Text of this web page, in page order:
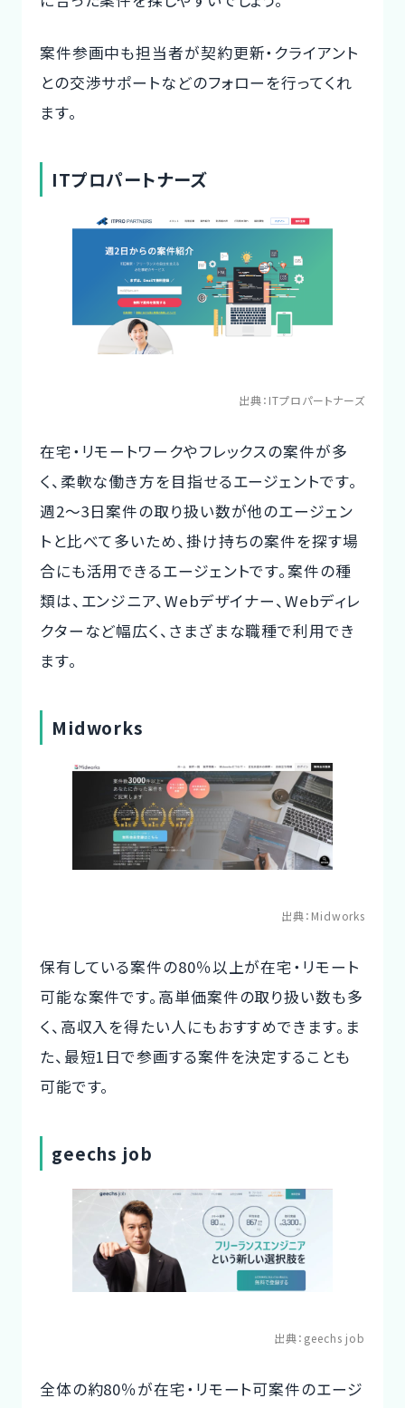
案件参画中も担当者が契約更新・クライアント
との交渉サポートなどのフォローを行ってくれ
ます。
ITプロパートナーズ
出典： ITプロパートナーズ
在宅・リモートワークやフレックスの案件が多
く、柔軟な働き方を目指せるエージェントです。
週2〜3日案件の取り扱い数が他のエージェン
トと比べて多いため、掛け持ちの案件を探す場
合にも活用できるエージェントです。案件の種
類は、エンジニア、Webデザイナー、Webディレ
クターなど幅広く、さまざまな職種で利用でき
ます。
Midworks
出典： Midworks
保有している案件の80％以上が在宅・リモート
可能な案件です。高単価案件の取り扱い数も多
く、高収入を得たい人にもおすすめできます。ま
た、最短1日で参画する案件を決定することも
可能です。
geechs job
出典： geechs job
全体の約80％が在宅・リモート可案件のエージ